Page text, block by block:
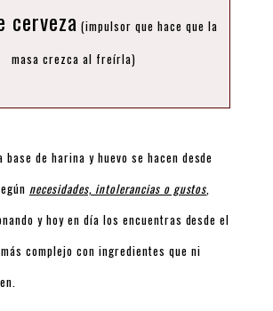
cerveza (impulsor que hace que la
masa crezca al freírla)
base de harina y huevo se hacen desde
necesidades, intolerancias o gustos
y hoy en día los encuentras desde el
complejo con ingredientes que ni